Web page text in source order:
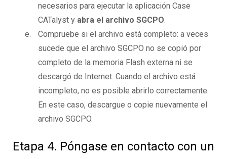
necesarios para ejecutar la aplicación Case
CATalyst y abra el archivo SGCPO.
Compruebe si el archivo está completo: a veces
sucede que el archivo SGCPO no se copió por
completo de la memoria Flash externa ni se
descargó de Internet. Cuando el archivo está
incompleto, no es posible abrirlo correctamente.
En este caso, descargue o copie nuevamente el
archivo SGCPO.
Etapa 4. Póngase en contacto con un